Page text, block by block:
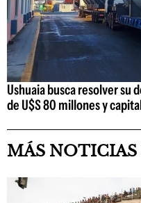
Ushuaia busca resolver
de U$S 80 millones y
MÁS NOTICIAS